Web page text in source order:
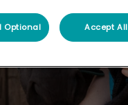
Optional Accept All